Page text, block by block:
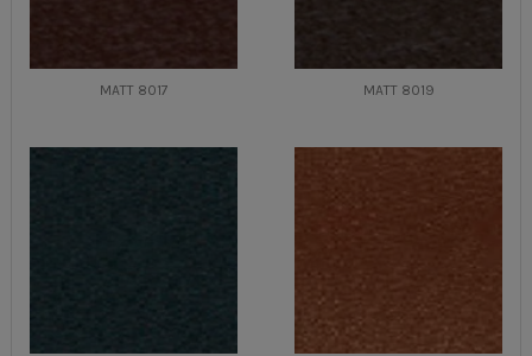
MATT 8017 MATT 8019